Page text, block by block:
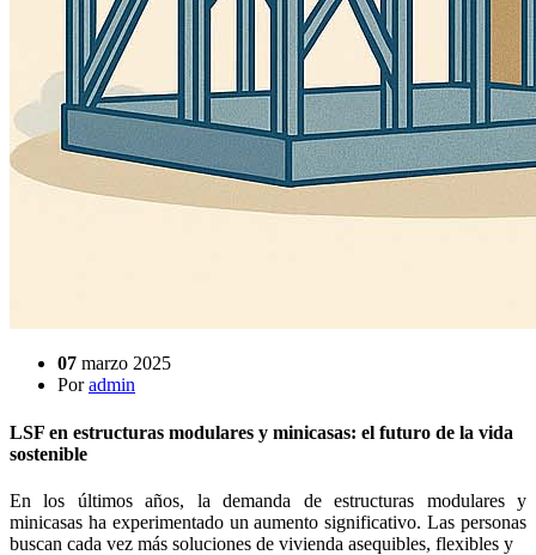
07 marzo 2025
Poradmin
LSF en estructuras modulares y minicasas: el futuro de la vida
sostenible
En los últimos años, la demanda de estructuras modulares y
minicasas ha experimentado un aumento significativo. Las personas
buscan cada vez más soluciones de vivienda asequibles, flexibles y